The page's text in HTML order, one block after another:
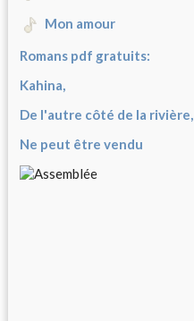
Mon amour
Romans pdf gratuits:
Kahina,
De l'autre côté de la rivière,
Ne peut être vendu